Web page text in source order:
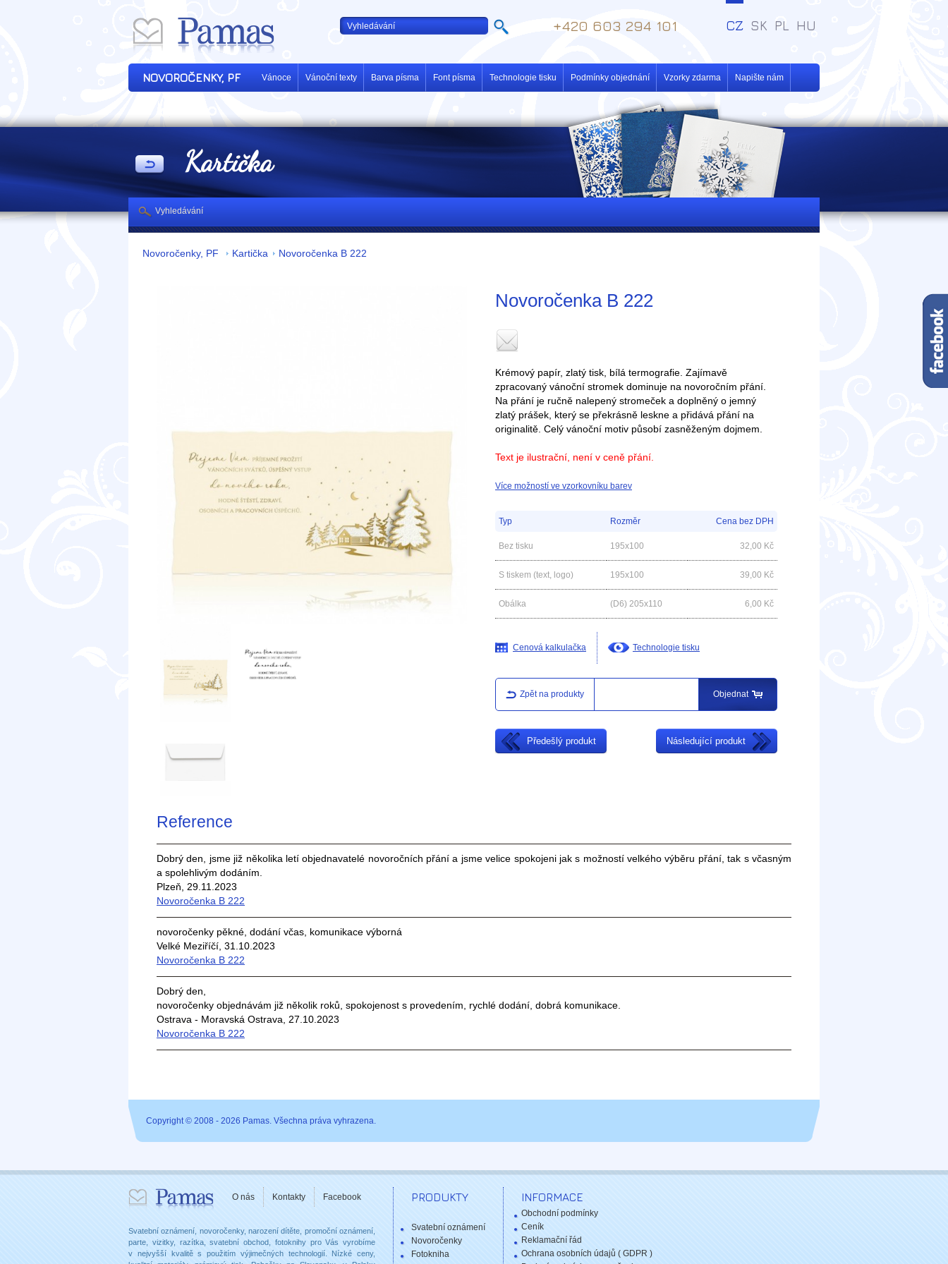
Kartička
+420 603 294 101 HU
PL
SK
CZ
NOVOROČENKY, PF Vánoce Vánoční texty Barva písma Font písma Technologie tisku Podmínky objednání Vzorky zdarma Napište nám
Novoročenky, PF Kartička Novoročenka B 222
Novoročenka B 222
Krémový papír, zlatý tisk, bílá termografie. Zajímavě
zpracovaný vánoční stromek dominuje na novoročním přání.
Na přání je ručně nalepený stromeček a doplněný o jemný
zlatý prášek, který se překrásně leskne a přidává přání na
originalitě. Celý vánoční motiv působí zasněženým dojmem.
Text je ilustrační, není v ceně přání.
Více možností ve vzorkovníku barev
Typ Rozměr Cena bez DPH
Bez tisku 195x100 32,00 Kč
S tiskem (text, logo) 195x100 39,00 Kč
Obálka (D6) 205x110 6,00 Kč
Cenová kalkulačka Technologie tisku
Zpět na produkty Objednat
Předešlý produkt Následující produkt
Reference
Dobrý den, jsme již několika letí objednavatelé novoročních přání a jsme velice spokojeni jak s možností velkého výběru přání, tak s včasným
a spolehlivým dodáním.
Plzeň, 29.11.2023
Novoročenka B 222
novoročenky pěkné, dodání včas, komunikace výborná
Velké Meziříčí, 31.10.2023
Novoročenka B 222
Dobrý den,
novoročenky objednávám již několik roků, spokojenost s provedením, rychlé dodání, dobrá komunikace.
Ostrava - Moravská Ostrava, 27.10.2023
Novoročenka B 222
Vyhledávání
Copyright © 2008 - 2026 Pamas. Všechna práva vyhrazena.
O nás Kontakty Facebook
Svatební oznámení, novoročenky, narození dítěte, promoční oznámení,
parte, vizitky, razítka, svatební obchod, fotoknihy pro Vás vyrobíme
v nejvyšší kvalitě s použitím výjimečných technologií. Nízké ceny,
PRODUKTY
Svatební oznámení
Novoročenky
Fotokniha
INFORMACE
Obchodní podmínky
Ceník
Reklamační řád
Ochrana osobních údajů ( GDPR )